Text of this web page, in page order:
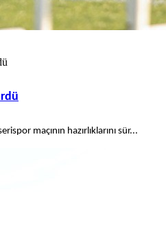
maçının hazırlıklarını sür...